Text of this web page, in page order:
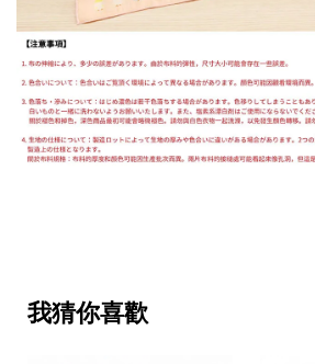
我猜你喜歡